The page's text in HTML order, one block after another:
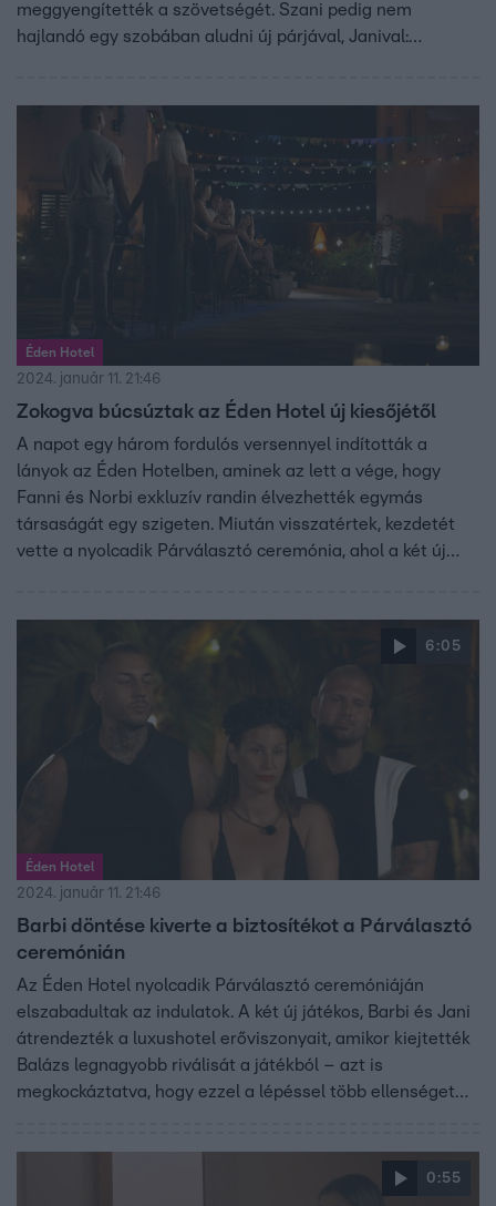
meggyengítették a szövetségét. Szani pedig nem
hajlandó egy szobában aludni új párjával, Janival:
Éden Hotel
2024. január 11. 21:46
Zokogva búcsúztak az Éden Hotel új kiesőjétől
A napot egy három fordulós versennyel indították a
lányok az Éden Hotelben, aminek az lett a vége, hogy
Fanni és Norbi exkluzív randin élvezhették egymás
társaságát egy szigeten. Miután visszatértek, kezdetét
vette a nyolcadik Párválasztó ceremónia, ahol a két új
6:05
Éden Hotel
2024. január 11. 21:46
Barbi döntése kiverte a biztosítékot a Párválasztó
ceremónián
Az Éden Hotel nyolcadik Párválasztó ceremóniáján
elszabadultak az indulatok. A két új játékos, Barbi és Jani
átrendezték a luxushotel erőviszonyait, amikor kiejtették
Balázs legnagyobb riválisát a játékból – azt is
megkockáztatva, hogy ezzel a lépéssel több ellenséget
0:55